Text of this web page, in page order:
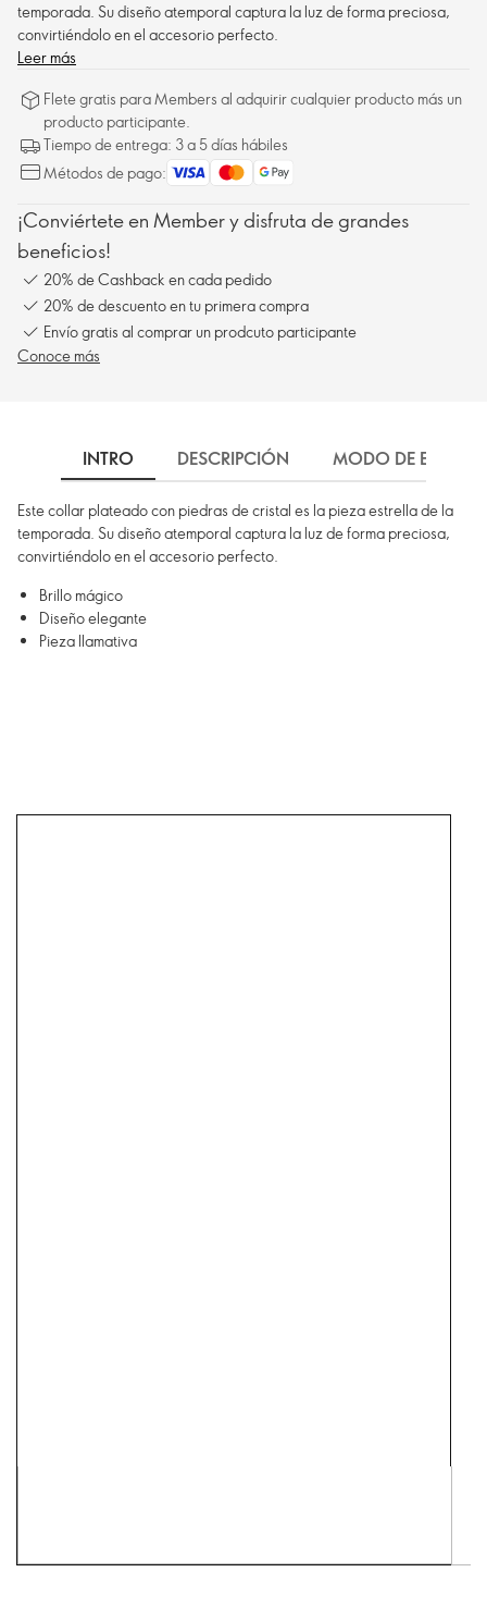
temporada. Su diseño atemporal captura la luz de forma preciosa,
convirtiéndolo en el accesorio perfecto.
Leer más
Flete gratis para Members al adquirir cualquier producto más un
producto participante.
Tiempo de entrega: 3 a 5 días hábiles
Métodos de pago:
¡Conviértete en Member y disfruta de grandes
beneficios!
20% de Cashback en cada pedido
20% de descuento en tu primera compra
Envío gratis al comprar un prodcuto participante
Conoce más
INTRO DESCRIPCIÓN MODO DE EMPLEO
Este collar plateado con piedras de cristal es la pieza estrella de la
temporada. Su diseño atemporal captura la luz de forma preciosa,
convirtiéndolo en el accesorio perfecto.
Brillo mágico
Diseño elegante
Pieza llamativa